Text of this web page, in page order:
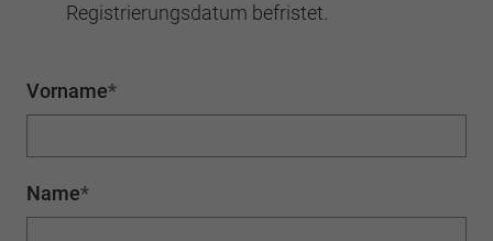
Registrierungsdatum befristet.
Vorname*
Name*
Laufzeit Sitzungsende
Anbieter Google Analytics